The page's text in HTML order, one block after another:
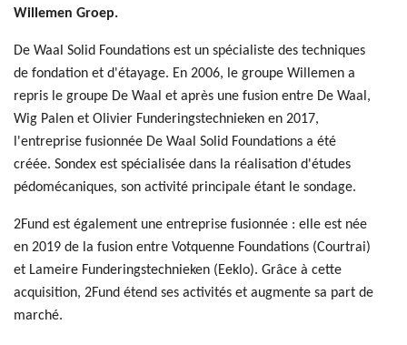
Willemen Groep.
De Waal Solid Foundations est un spécialiste des techniques
de fondation et d'étayage. En 2006, le groupe Willemen a
repris le groupe De Waal et après une fusion entre De Waal,
Wig Palen et Olivier Funderingstechnieken en 2017,
l'entreprise fusionnée De Waal Solid Foundations a été
créée. Sondex est spécialisée dans la réalisation d'études
pédomécaniques, son activité principale étant le sondage.
2Fund est également une entreprise fusionnée : elle est née
en 2019 de la fusion entre Votquenne Foundations (Courtrai)
et Lameire Funderingstechnieken (Eeklo). Grâce à cette
acquisition, 2Fund étend ses activités et augmente sa part de
marché.